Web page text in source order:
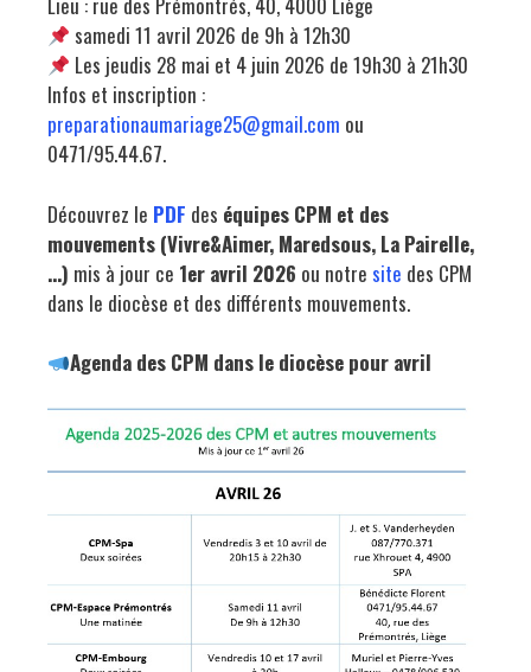
samedi 11 avril 2026 de 9h à 12h30
Les jeudis 28 mai et 4 juin 2026 de 19h30 à 21h30
Infos et inscription :
preparationaumariage25@gmail.com ou
0471/95.44.67.
Découvrez le PDF des équipes CPM et des
mouvements (Vivre&Aimer, Maredsous, La Pairelle,
…) mis à jour ce 1er avril 2026 ou notre site des CPM
dans le diocèse et des différents mouvements.
Agenda des CPM dans le diocèse pour avril